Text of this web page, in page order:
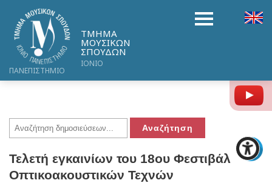
ΤΜΗΜΑ
ΜΟΥΣΙΚΩΝ
ΣΠΟΥΔΩΝ
ΙΟΝΙΟ
ΠΑΝΕΠΙΣΤΗΜΙΟ
Τελετή εγκαινίων του 18ου Φεστιβάλ
Οπτικοακουστικών Τεχνών